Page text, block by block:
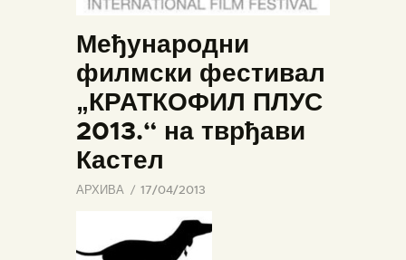
КОНТАКТ
Међународни
филмски фестивал
„КРАТКОФИЛ ПЛУС
2013.“ на тврђави
Кастел
АРХИВА 17/04/2013